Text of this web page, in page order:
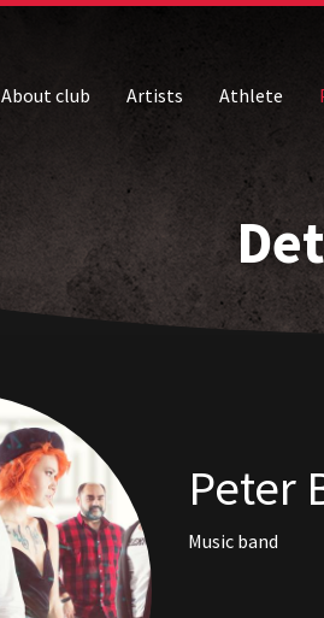
About club Artists Athlete
Peter
Music band